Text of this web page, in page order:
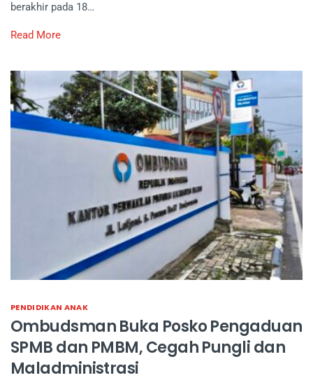
berakhir pada 18…
Read More
PENDIDIKAN ANAK
Ombudsman Buka Posko Pengaduan
SPMB dan PMBM, Cegah Pungli dan
Maladministrasi